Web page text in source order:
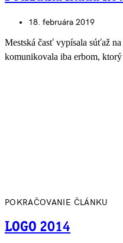
18. februára 2019
Mestská časť vypísala súťaž
komunikovala iba erbom,
POKRAČOVANIE ČLÁNKU
LOGO 2014